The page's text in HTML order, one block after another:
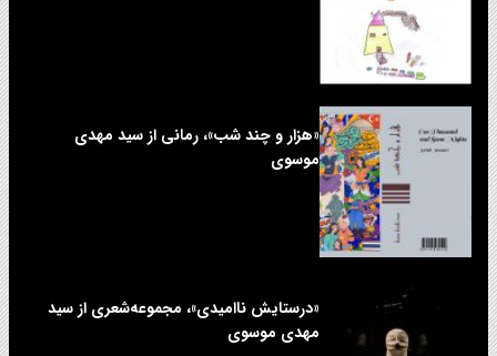
«هزار و چند شب»، رمانی از سید مهدی
موسوی
«درستایش ناامیدی»، مجموعه‌شعری از سید
مهدی موسوی